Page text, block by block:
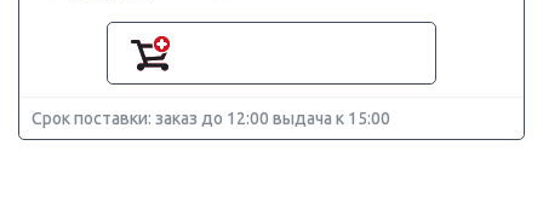
Срок поставки: заказ до 12:00 выдача к 15:00